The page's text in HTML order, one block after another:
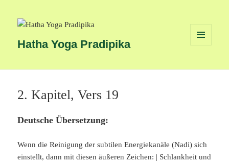
Hatha Yoga Pradipika
2. Kapitel, Vers 19
Deutsche Übersetzung:
Wenn die Reinigung der subtilen Energiekanäle (Nadi) sich
einstellt, dann mit diesen äußeren Zeichen: | Schlankheit und